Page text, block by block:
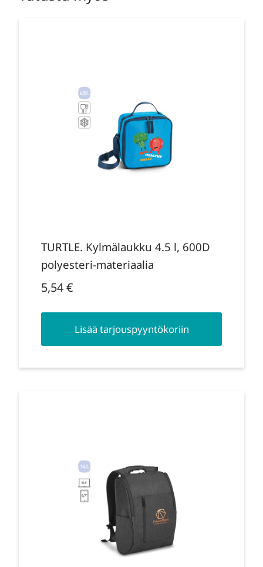
TURTLE. Kylmälaukku 4.5 l, 600D
polyesteri-materiaalia
5,54€
Lisää tarjouspyyntökoriin